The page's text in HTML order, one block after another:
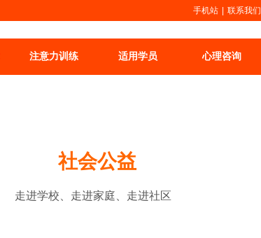
注意力训练 适用学员 心理咨询
手机站 联系我们
社会公益
走进学校、走进家庭、走进社区